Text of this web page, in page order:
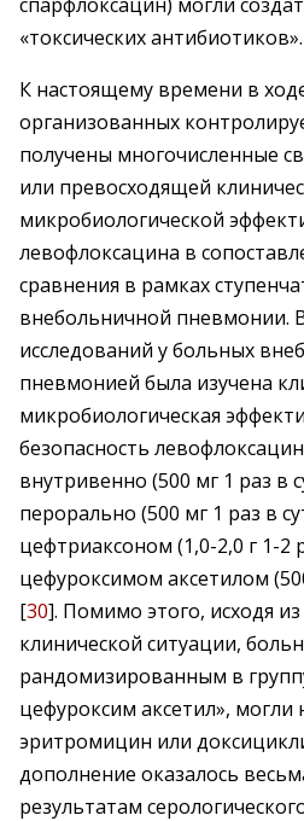
«токсических антибиотиков».
К настоящему времени в
организованных
получены многочисленные
или превосходящей
микробиологической
левофлоксацина в
сравнения в рамках
внебольничной пневмонии.
исследований у больных
пневмонией была изучена
микробиологическая
безопасность
внутривенно (500 мг 1 раз в
перорально (500 мг 1 раз в
цефтриаксоном (1,0-2,0 г 1-2
цефуроксимом аксетилом
[30]. Помимо этого, исходя
клинической ситуации,
рандомизированным в
цефуроксим аксетил», могли
эритромицин или
дополнение оказалось
результатам